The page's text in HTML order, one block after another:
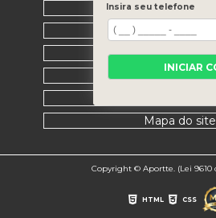
Home
Sobre nós
Serviços
Contato
Mapa do site
Copyright © Aportte. (Lei 9610
HTML CSS
Insira seu telefone
INICIAR